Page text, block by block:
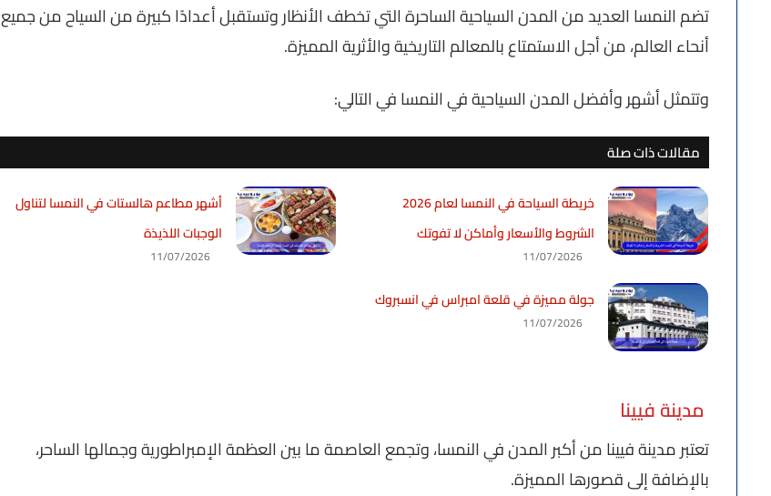
تضم النمسا العديد من المدن السياحية الساحرة التي تخطف الأنظار وتستقبل أعدادًا كبيرة من السياح من جميع
أنحاء العالم، من أجل الاستمتاع بالمعالم التاريخية والأثرية المميزة.
وتتمثل أشهر وأفضل المدن السياحية في النمسا في التالي:
مقالات ذات صلة
خريطة السياحة في النمسا لعام 2026
الشروط والأسعار وأماكن لا تفوتك
11/07/2026
أشهر مطاعم هالستات في النمسا لتناول
الوجبات اللذيذة
11/07/2026
جولة مميزة في قلعة امبراس في انسبروك
11/07/2026
مدينة فيينا
تعتبر مدينة فيينا من أكبر المدن في النمسا، وتجمع العاصمة ما بين العظمة الإمبراطورية وجمالها الساحر،
بالإضافة إلى قصورها المميزة.